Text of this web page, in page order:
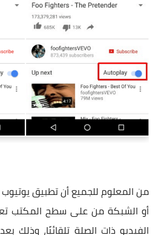
من المعلوم للجميع أن تطبيق
أو الشبكة من على سطح المكتب
الفيديو ذات الصلة تلقائيًا،